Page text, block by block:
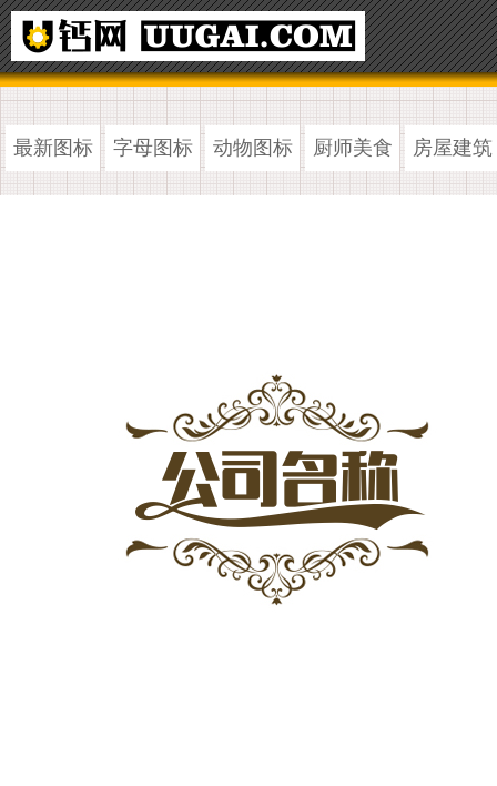
最新图标 字母图标 动物图标 厨师美食 房屋建筑